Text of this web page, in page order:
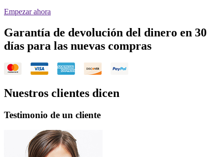
Empezar ahora
Garantía de devolución del dinero en 30
días para las nuevas compras
Nuestros clientes dicen
Testimonio de un cliente